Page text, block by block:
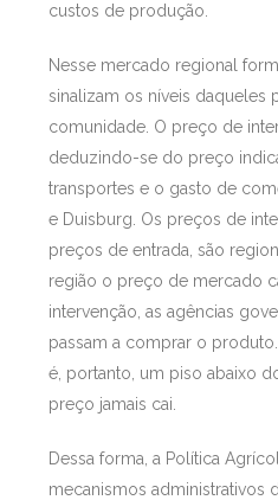
custos de produção.
Nesse mercado regional
sinalizam os níveis daqueles
comunidade. O preço de
deduzindo-se do preço
transportes e o gasto de
e Duisburg. Os preços de
preços de entrada, são
região o preço de mercado
intervenção, as agências
passam a comprar o
é, portanto, um piso abaixo
preço jamais cai.
Dessa forma, a Política
mecanismos administrativos